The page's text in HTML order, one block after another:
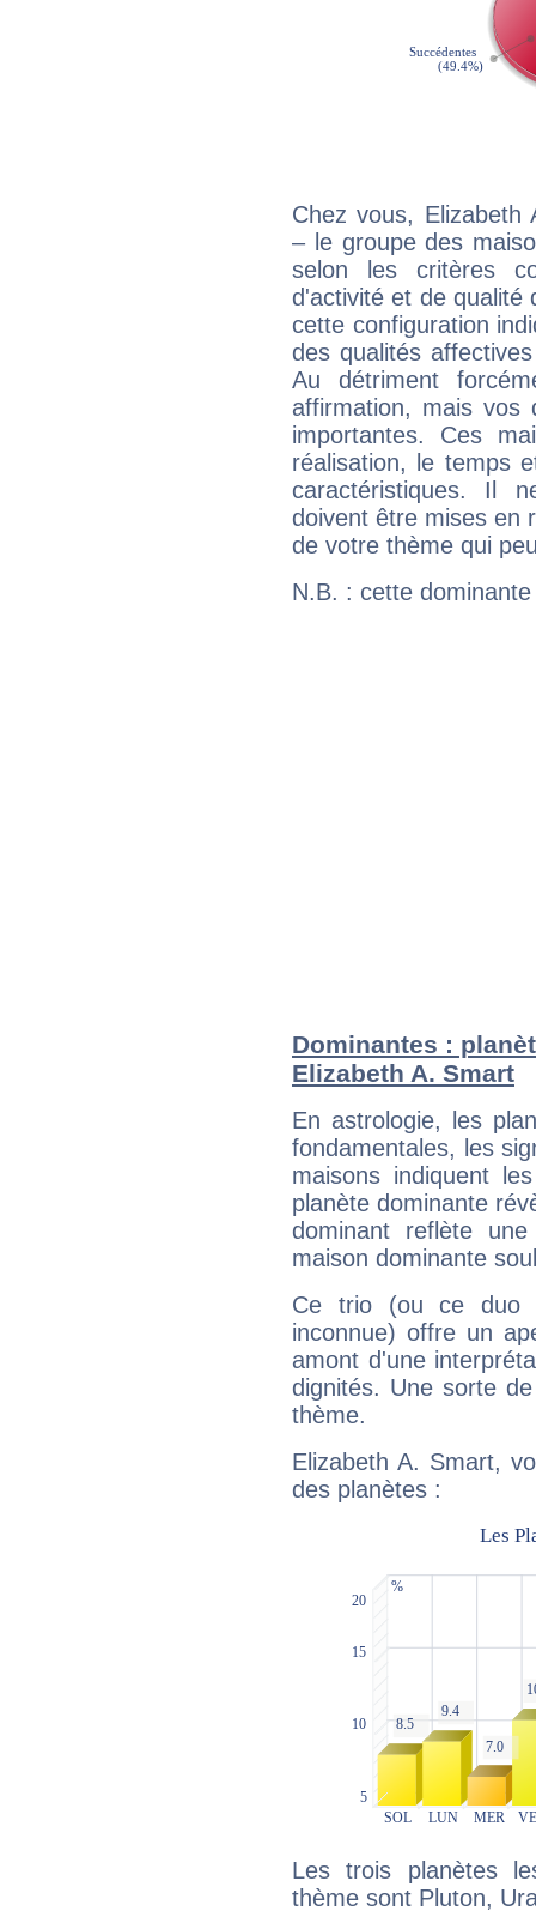
Chez vous, Elizabeth
– le groupe des
selon les critères
d'activité et de qualité
cette configuration
des qualités
Au détriment
affirmation, mais
importantes. Ces
réalisation, le temps
caractéristiques. Il
doivent être mises en
de votre thème qui
N.B. : cette
Dominantes :
Elizabeth A. Smart
En astrologie, les
fondamentales, les
maisons indiquent
planète dominante
dominant reflète
maison dominante
Ce trio (ou ce duo
inconnue) offre un
amont d'une
dignités. Une sorte
thème.
Elizabeth A. Smart,
des planètes :
Les trois planètes
thème sont Pluton,